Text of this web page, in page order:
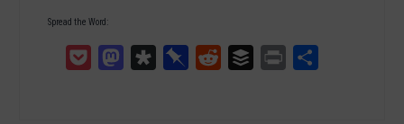
Spread the Word:
Pocket MastodonDiasporaPinboardReddit Buffer Print